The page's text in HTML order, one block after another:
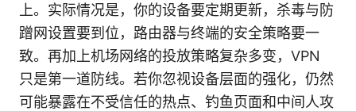
上。实际情况是，你的设备要定期更新，杀毒与防
蹭网设置要到位，路由器与终端的安全策略要一
致。再加上机场网络的投放策略复杂多变，VPN
只是第一道防线。若你忽视设备层面的强化，仍然
可能暴露在不受信任的热点、钓鱼页面和中间人攻